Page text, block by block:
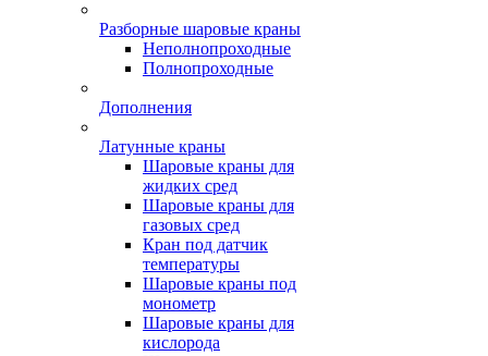
Разборные шаровые краны
Неполнопроходные
Полнопроходные
Дополнения
Латунные краны
Шаровые краны для
жидких сред
Шаровые краны для
газовых сред
Кран под датчик
температуры
Шаровые краны под
монометр
Шаровые краны для
кислорода